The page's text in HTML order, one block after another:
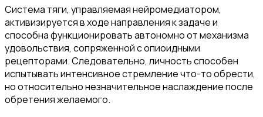
Система тяги, управляемая нейромедиатором,
активизируется в ходе направления к задаче и
способна функционировать автономно от механизма
удовольствия, сопряженной с опиоидными
рецепторами. Следовательно, личность способен
испытывать интенсивное стремление что-то обрести,
но относительно незначительное наслаждение после
обретения желаемого.